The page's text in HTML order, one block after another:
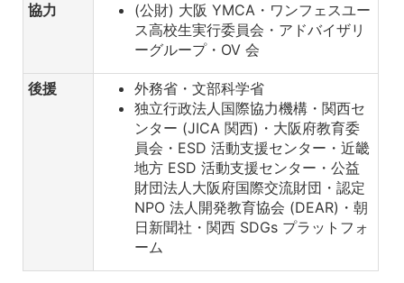
協力
(公財) 大阪 YMCA・ワンフェスユー
ス高校生実行委員会・アドバイザリ
ーグループ・OV 会
後援
外務省・文部科学省
独立行政法人国際協力機構・関西セ
ンター (JICA 関西)・大阪府教育委
員会・ESD 活動支援センター・近畿
地方 ESD 活動支援センター・公益
財団法人大阪府国際交流財団・認定
NPO 法人開発教育協会 (DEAR)・朝
日新聞社・関西 SDGs プラットフォ
ーム